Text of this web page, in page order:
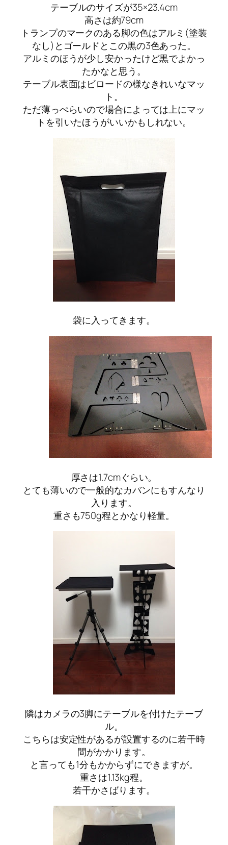
テーブルのサイズが35×23.4cm
高さは約79cm
トランプのマークのある脚の色はアルミ(塗装
なし)とゴールドとこの黒の3色あった。
アルミのほうが少し安かったけど黒でよかっ
たかなと思う。
テーブル表面はビロードの様なきれいなマッ
ト。
ただ薄っぺらいので場合によっては上にマッ
トを引いたほうがいいかもしれない。
袋に入ってきます。
厚さは1.7cmぐらい。
とても薄いので一般的なカバンにもすんなり
入ります。
重さも750g程とかなり軽量。
隣はカメラの3脚にテーブルを付けたテーブ
ル。
こちらは安定性があるが設置するのに若干時
間がかかります。
と言っても1分もかからずにできますが。
重さは1.13kg程。
若干かさばります。